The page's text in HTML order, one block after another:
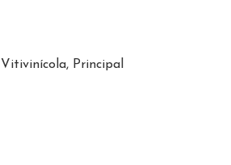
Principal
SE LLEVA EL 62% DE SUS GANANCIAS